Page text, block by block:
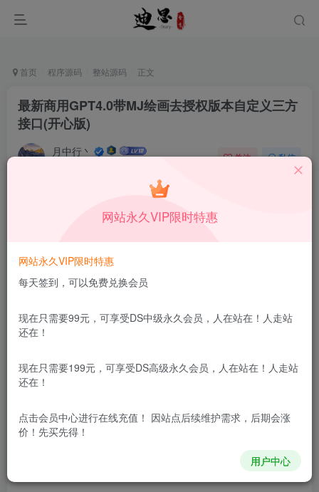
首页 程序源码 整站源码 正文
最新商用GPT4.0带MJ绘画去授权版本自定义三方
接口(开心版)
月中行丶 关注 私信
此内容为付费资源，请付费后查看
￥9.9
立即购买
更新及时
极速下载 安全绿色 网盘下载
本站所有内容来自互联网收集，仅供用于学习和交流，请勿用
网站永久VIP限时特惠
网站永久VIP限时特惠
每天签到，可以免费兑换会员
现在只需要99元，可享受DS中级永久会员，人在站在！人走站
还在！
现在只需要199元，可享受DS高级永久会员，人在站在！人走站
还在！
点击会员中心进行在线充值！ 因站点后续维护需求，后期会涨
价！先买先得！
用户中心